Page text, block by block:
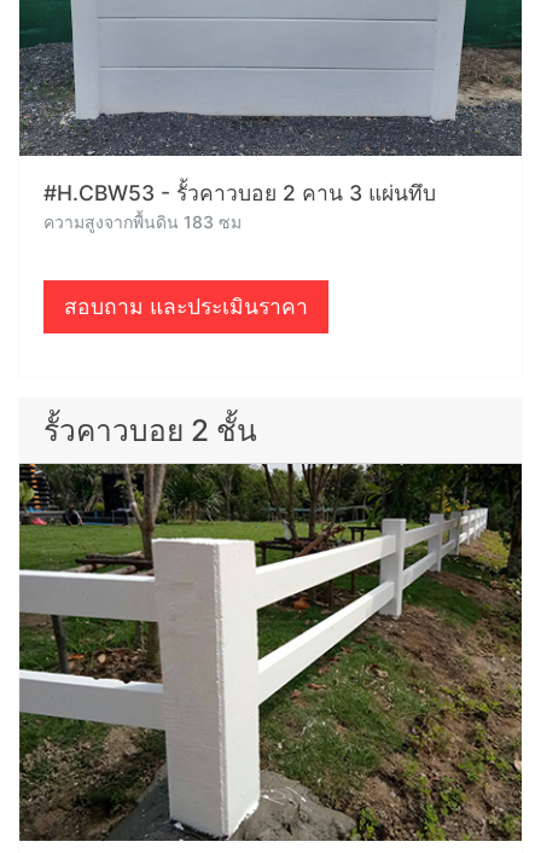
#H.CBW53 - รั้วคาวบอย 2 คาน 3 แผ่นทึบ
ความสูงจากพื้นดิน 183 ซม
สอบถาม และประเมินราคา
รั้วคาวบอย 2 ชั้น